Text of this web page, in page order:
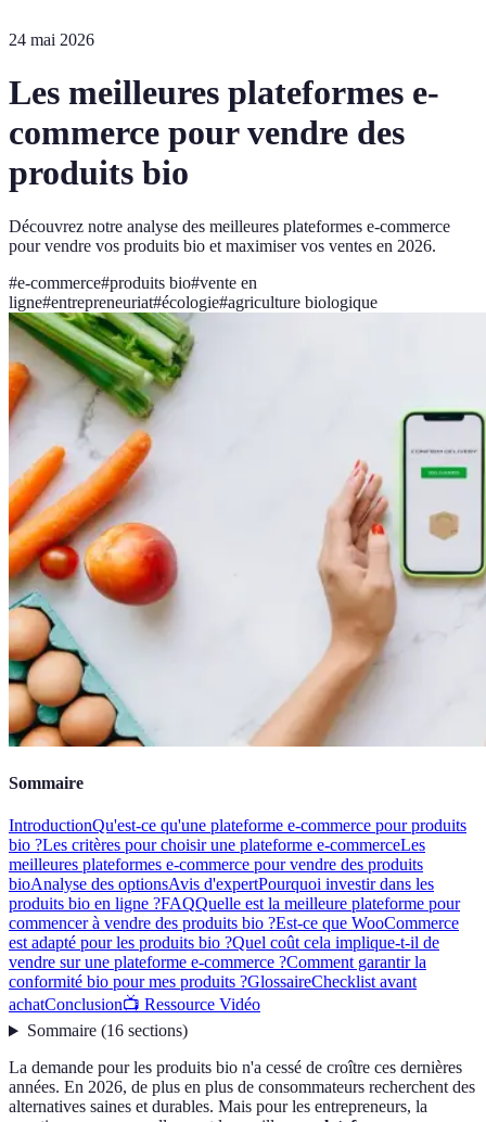
24 mai 2026
Les meilleures plateformes e-
commerce pour vendre des
produits bio
Découvrez notre analyse des meilleures plateformes e-commerce
pour vendre vos produits bio et maximiser vos ventes en 2026.
#e-commerce#produits bio#vente en
ligne#entrepreneuriat#écologie#agriculture biologique
Sommaire
IntroductionQu'est-ce qu'une plateforme e-commerce pour produits
bio ?Les critères pour choisir une plateforme e-commerceLes
meilleures plateformes e-commerce pour vendre des produits
bioAnalyse des optionsAvis d'expertPourquoi investir dans les
produits bio en ligne ?FAQQuelle est la meilleure plateforme pour
commencer à vendre des produits bio ?Est-ce que WooCommerce
est adapté pour les produits bio ?Quel coût cela implique-t-il de
vendre sur une plateforme e-commerce ?Comment garantir la
conformité bio pour mes produits ?GlossaireChecklist avant
achatConclusion📺 Ressource Vidéo
Sommaire(16 sections)
La demande pour les produits bio n'a cessé de croître ces dernières
années. En 2026, de plus en plus de consommateurs recherchent des
alternatives saines et durables. Mais pour les entrepreneurs, la